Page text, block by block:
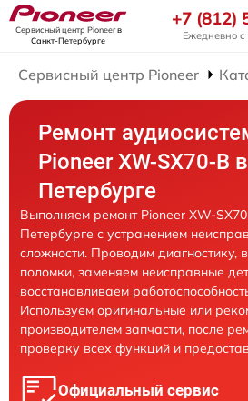
Сервисный центр Pioneerв
Санкт-Петербурге
+7 (812)
Ежедневно
Сервисный центр Pioneer
Ремонт
Pioneer XW-SX70-B
Петербурге
Выполняем ремонт Pioneer XW-
Петербурге с устранением
сложности. Проводим диагностику,
поломки, заменяем неисправные
восстанавливаем
Используем оригинальные или
производителем запчасти, после
проверку всех функций и
Официальный сервис